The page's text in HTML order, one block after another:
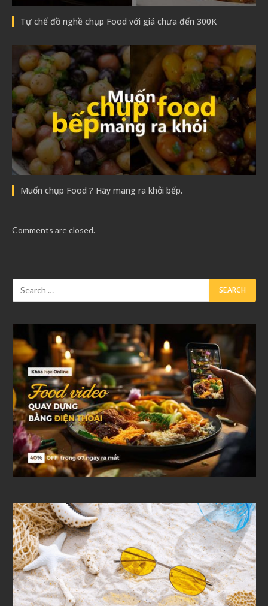
Tự chế đồ nghề chụp Food với giá chưa đến 300K
Muốn chụp Food ? Hãy mang ra khỏi bếp.
Comments are closed.